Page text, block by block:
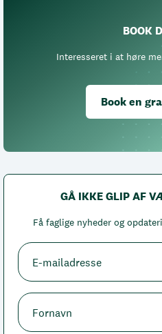
BOOK
Interesseret i at høre
Book en
GÅ IKKE GLIP AF
Få faglige nyheder og